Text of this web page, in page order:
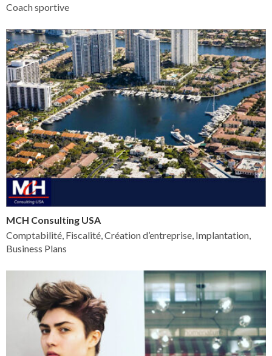
Coach sportive
MCH Consulting USA
Comptabilité, Fiscalité, Création d’entreprise, Implantation,
Business Plans